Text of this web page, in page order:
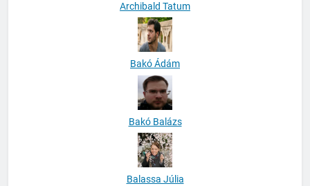
Archibald Tatum
Bakó Ádám
Bakó Balázs
Balassa Júlia